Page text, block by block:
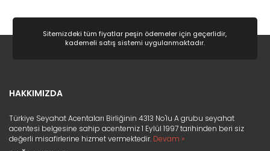
Sitemizdeki tüm fiyatlar peşin ödemeler için geçerlidir,
kademeli satış sistemi uygulanmaktadır.
HAKKIMIZDA
Türkiye Seyahat Acentaları Birliğinin 4313 No'lu A grubu seyahat
acentesi belgesine sahip acentemiz 1 Eylül 1997 tarihinden beri siz
değerli misafirlerine hizmet vermektedir. Devam »